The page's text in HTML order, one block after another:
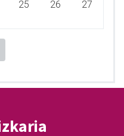
25 26
27